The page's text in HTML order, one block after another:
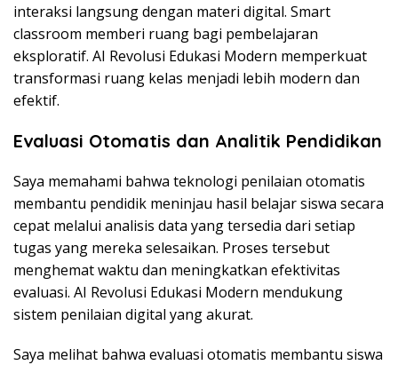
interaksi langsung dengan materi digital. Smart
classroom memberi ruang bagi pembelajaran
eksploratif. AI Revolusi Edukasi Modern memperkuat
transformasi ruang kelas menjadi lebih modern dan
efektif.
Evaluasi Otomatis dan Analitik Pendidikan
Saya memahami bahwa teknologi penilaian otomatis
membantu pendidik meninjau hasil belajar siswa secara
cepat melalui analisis data yang tersedia dari setiap
tugas yang mereka selesaikan. Proses tersebut
menghemat waktu dan meningkatkan efektivitas
evaluasi. AI Revolusi Edukasi Modern mendukung
sistem penilaian digital yang akurat.
Saya melihat bahwa evaluasi otomatis membantu siswa